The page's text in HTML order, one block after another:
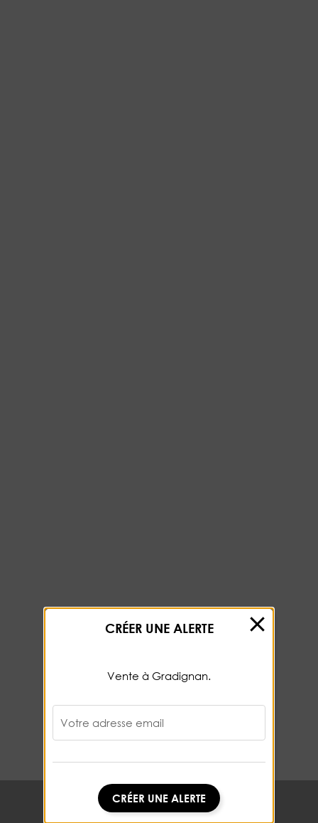
CRÉER UNE ALERTE
CRÉER UNE ALERTE
Vente à Gradignan.
Votre adresse email
CRÉER UNE ALERTE